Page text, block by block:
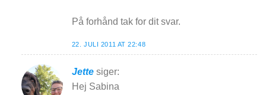
På forhånd tak for dit svar.
22. JULI 2011 AT 22:48
Jette siger:
Hej Sabina